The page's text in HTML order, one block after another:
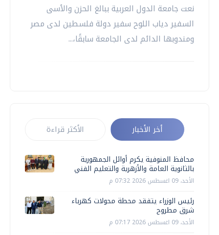
نعت جامعة الدول العربية ببالغ الحزن والأسى
السفير دياب اللوح سفير دولة فلسطين لدى مصر
ومندوبها الدائم لدى الجامعة سابقًا،...
أخر الأخبار الأكثر قراءة
محافظ المنوفية يكرم أوائل الجمهورية
بالثانوية العامة والأزهرية والتعليم الفني
الأحد، 09 اغسطس 2026 07:32 م
رئيس الوزراء يتفقد محطة محولات كهرباء
شرق مطروح
الأحد، 09 اغسطس 2026 07:17 م